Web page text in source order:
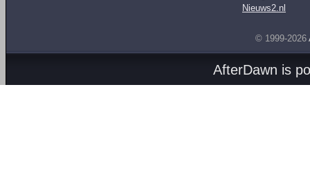
Nieuws2.nl
© 1999-2026
AfterDawn is